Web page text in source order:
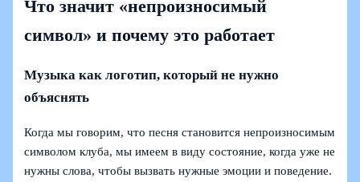
Что значит «непроизносимый
символ» и почему это работает
Музыка как логотип, который не нужно
объяснять
Когда мы говорим, что песня становится непроизносимым
символом клуба, мы имеем в виду состояние, когда уже не
нужны слова, чтобы вызвать нужные эмоции и поведение.